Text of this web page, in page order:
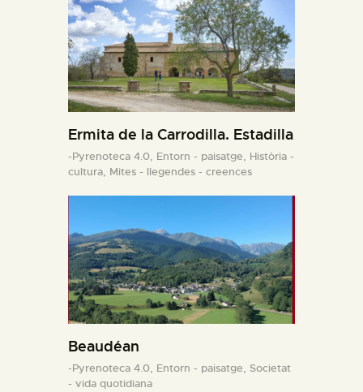
Ermita de la Carrodilla. Estadilla
-Pyrenoteca 4.0, Entorn - paisatge, Història -
cultura, Mites - llegendes - creences
Beaudéan
-Pyrenoteca 4.0, Entorn - paisatge, Societat
- vida quotidiana